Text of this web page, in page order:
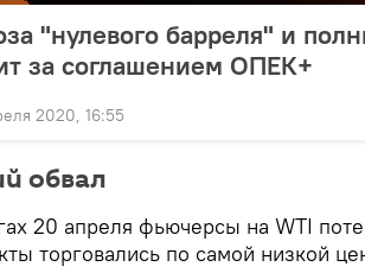
"нулевого барреля" и
за соглашением ОПЕК+
2020, 16:55
обвал
20 апреля фьючерсы на WTI
торговались по самой низкой